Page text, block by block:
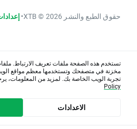
حقوق الطبع والنشر 2026 © XTB •
تستخدم هذه الصفحة ملفات تعريف الارتباط.
مخزنة في متصفحك وتستخدمها معظم مواقع
تجربة الويب الخاصة بك. لمزيد من المعلومات،
Policy
الاعدادات